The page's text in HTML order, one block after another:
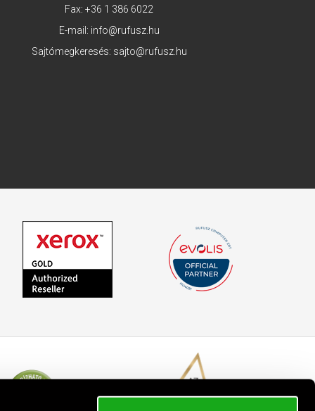
Fax: +36 1 386 6022
E-mail: info@rufusz.hu
Sajtómegkeresés: sajto@rufusz.hu